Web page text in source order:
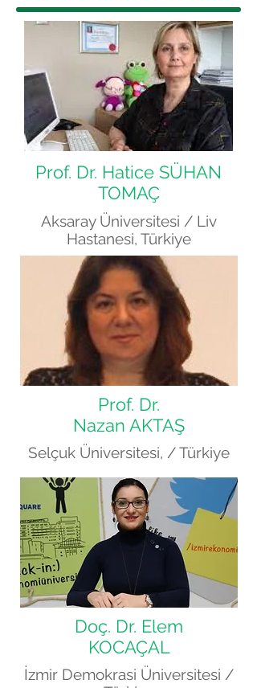
Prof. Dr. Hatice SÜHAN
TOMAÇ
Aksaray Üniversitesi / Liv
Hastanesi, Türkiye
Prof. Dr.
Nazan AKTAŞ
Selçuk Üniversitesi, / Türkiye
Doç. Dr. Elem
KOCAÇAL
İzmir Demokrasi Üniversitesi /